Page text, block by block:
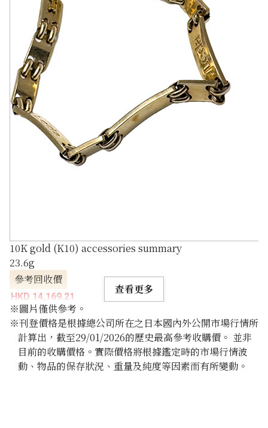
10K gold (K10) accessories summary
23.6g
參考回收價
HKD 14,169.21
查看更多
※圖片僅供參考。
※刊登價格是根據總公司所在之日本國內外公開市場行情所
計算出，截至29/01/2026的歷史最高參考收購價。 並非
目前的收購價格。實際價格將根據鑑定時的市場行情波
動、物品的保存狀況、重量及純度等因素而有所變動。